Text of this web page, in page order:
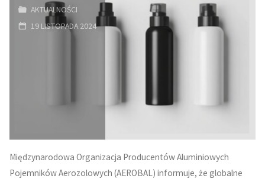
wzrosła
roku"
AKTUALNOŚCI
19 LISTOPADA 2024
Międzynarodowa Organizacja Producentów Aluminiowych
Pojemników Aerozolowych (AEROBAL) informuje, że globalne